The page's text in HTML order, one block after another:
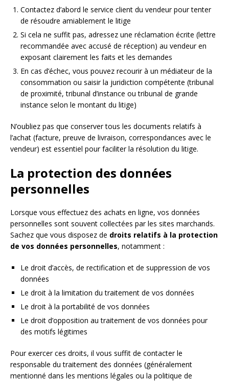
Contactez d’abord le service client du vendeur pour tenter
de résoudre amiablement le litige
Si cela ne suffit pas, adressez une réclamation écrite (lettre
recommandée avec accusé de réception) au vendeur en
exposant clairement les faits et les demandes
En cas d’échec, vous pouvez recourir à un médiateur de la
consommation ou saisir la juridiction compétente (tribunal
de proximité, tribunal d’instance ou tribunal de grande
instance selon le montant du litige)
N’oubliez pas que conserver tous les documents relatifs à
l’achat (facture, preuve de livraison, correspondances avec le
vendeur) est essentiel pour faciliter la résolution du litige.
La protection des données
personnelles
Lorsque vous effectuez des achats en ligne, vos données
personnelles sont souvent collectées par les sites marchands.
Sachez que vous disposez de droits relatifs à la protection
de vos données personnelles, notamment :
Le droit d’accès, de rectification et de suppression de vos
données
Le droit à la limitation du traitement de vos données
Le droit à la portabilité de vos données
Le droit d’opposition au traitement de vos données pour
des motifs légitimes
Pour exercer ces droits, il vous suffit de contacter le
responsable du traitement des données (généralement
mentionné dans les mentions légales ou la politique de